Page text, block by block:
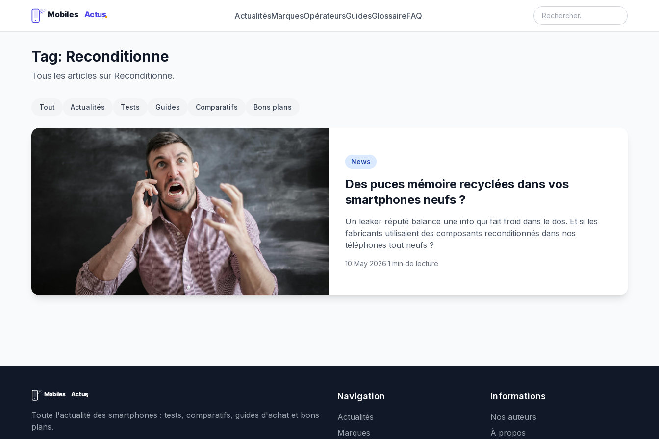
ActualitésMarquesOpérateursGuidesGlossaireFAQ
Tag: Reconditionne
Tous les articles sur Reconditionne.
Tout Actualités Tests Guides Comparatifs Bons plans
News
Des puces mémoire recyclées dans vos
smartphones neufs ?
Un leaker réputé balance une info qui fait froid dans le dos. Et si les
fabricants utilisaient des composants reconditionnés dans nos
téléphones tout neufs ?
10 May 2026·1 min de lecture
Toute l'actualité des smartphones : tests, comparatifs, guides d'achat et bons
plans.
Navigation
Actualités
Marques
Informations
Nos auteurs
À propos